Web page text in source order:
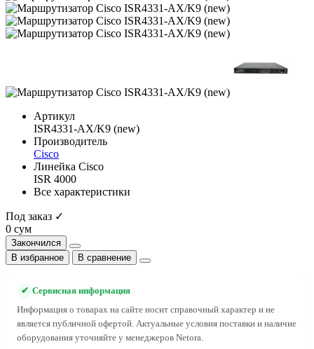
Артикул
ISR4331-AX/K9 (new)
Производитель
Cisco
Линейка Cisco
ISR 4000
Все характеристики
Под заказ ✓
0 сум
Закончился
В избранное
В сравнение
✔ Сервисная информация
Информация о товарах на сайте носит справочный характер и не
является публичной офертой. Актуальные условия поставки и наличие
оборудования уточняйте у менеджеров Netora.